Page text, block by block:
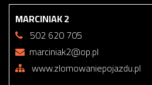
MARCINIAK 2
502 620 705
marciniak2@op.pl
www.zlomowaniepojazdu.pl